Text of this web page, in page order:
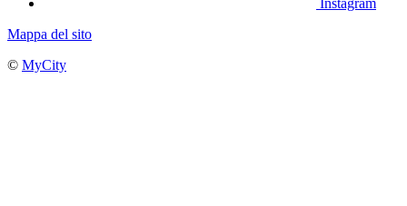
Mappa del sito
© MyCity